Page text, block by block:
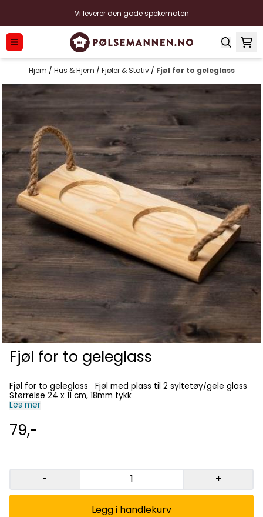
Vi leverer den gode spekematen
Hjem / Hus & Hjem / Fjøler & Stativ / Fjøl for to geleglass
Fjøl for to geleglass
Fjøl for to geleglass Fjøl med plass til 2 syltetøy/gele glass
Størrelse 24 x 11 cm, 18mm tykk
Les mer
79,-
- +
Legg i handlekurv